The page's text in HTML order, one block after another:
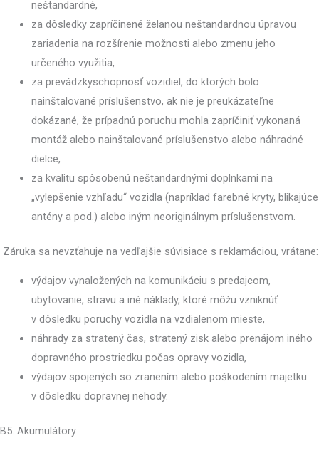
neštandardné,
za dôsledky zapríčinené želanou neštandardnou úpravou
zariadenia na rozšírenie možnosti alebo zmenu jeho
určeného využitia,
za prevádzkyschopnosť vozidiel, do ktorých bolo
nainštalované príslušenstvo, ak nie je preukázateľne
dokázané, že prípadnú poruchu mohla zapríčiniť vykonaná
montáž alebo nainštalované príslušenstvo alebo náhradné
dielce,
za kvalitu spôsobenú neštandardnými doplnkami na
„vylepšenie vzhľadu“ vozidla (napríklad farebné kryty, blikajúce
antény a pod.) alebo iným neoriginálnym príslušenstvom.
Záruka sa nevzťahuje na vedľajšie súvisiace s reklamáciou, vrátane:
výdajov vynaložených na komunikáciu s predajcom,
ubytovanie, stravu a iné náklady, ktoré môžu vzniknúť
v dôsledku poruchy vozidla na vzdialenom mieste,
náhrady za stratený čas, stratený zisk alebo prenájom iného
dopravného prostriedku počas opravy vozidla,
výdajov spojených so zranením alebo poškodením majetku
v dôsledku dopravnej nehody.
B5. Akumulátory